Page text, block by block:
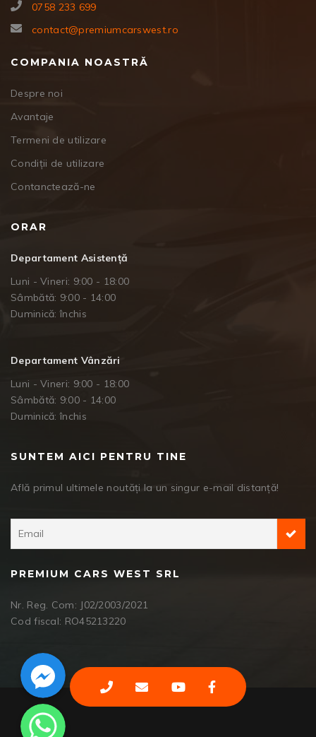
0758 233 699
contact@premiumcarswest.ro
COMPANIA NOASTRĂ
Despre noi
Avantaje
Termeni de utilizare
Condiții de utilizare
Contanctează-ne
ORAR
Departament Asistență
Luni - Vineri: 9:00 - 18:00
Sâmbătă: 9:00 - 14:00
Duminică: închis
Departament Vânzări
Luni - Vineri: 9:00 - 18:00
Sâmbătă: 9:00 - 14:00
Duminică: închis
SUNTEM AICI PENTRU TINE
Află primul ultimele noutăți la un singur e-mail distanță!
PREMIUM CARS WEST SRL
Nr. Reg. Com: J02/2003/2021
Cod fiscal: RO45213220
Facebook Messenger
WhatsApp